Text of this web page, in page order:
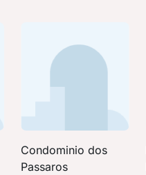
Condominio dos
Passaros